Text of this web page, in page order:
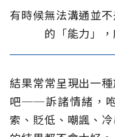
有時候無法溝通並
的「能力」
結果常常呈現出一
吧──訴諸情緒，
索、貶低、嘲諷、